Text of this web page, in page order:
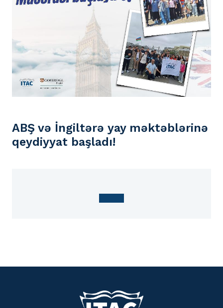
ABŞ və İngiltərə yay məktəblərinə
qeydiyyat başladı!